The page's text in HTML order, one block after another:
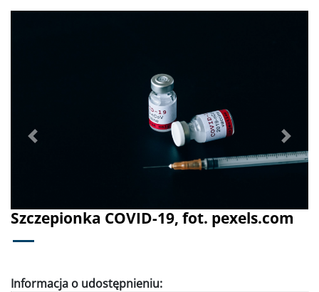
Szczepionka COVID-19, fot. pexels.com
Poprzednie Dalej
Informacja o udostępnieniu: